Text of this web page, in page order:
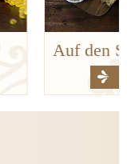
Auf den Spuren der Bergischen Küchenklassiker